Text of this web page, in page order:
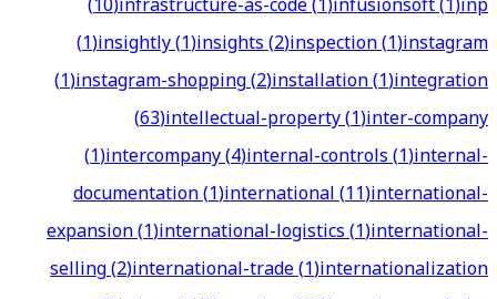
(1)insightly(1)insights(2)inspection(1)instagram
(1)instagram-shopping(2)installation(1)integration
(63)intellectual-property(1)inter-company
(1)intercompany(4)internal-controls(1)internal-
documentation(1)international(11)international-
expansion(1)international-logistics(1)international-
selling(2)international-trade(1)internationalization